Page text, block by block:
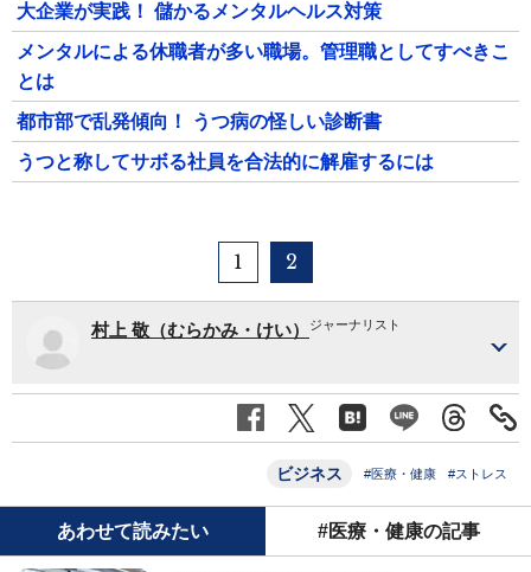
大企業が実践！ 儲かるメンタルヘルス対策
メンタルによる休職者が多い職場。管理職としてすべきこ
とは
都市部で乱発傾向！ うつ病の怪しい診断書
うつと称してサボる社員を合法的に解雇するには
1 2
村上 敬（むらかみ・けい） ジャーナリスト
ビジネス #医療・健康 #ストレス
あわせて読みたい #医療・健康の記事